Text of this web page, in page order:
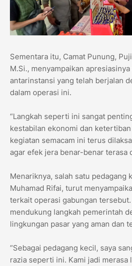
Sementara itu, Camat Punung,
M.Si., menyampaikan
antarinstansi yang telah berjalan
dalam operasi ini.
“Langkah seperti ini sangat
kestabilan ekonomi dan
kegiatan semacam ini terus
agar efek jera benar-benar terasa
Menariknya, salah satu pedagang
Muhamad Rifai, turut
terkait operasi gabungan tersebut.
mendukung langkah pemerintah
lingkungan pasar yang aman dan
“Sebagai pedagang kecil, saya
razia seperti ini. Kami jadi merasa